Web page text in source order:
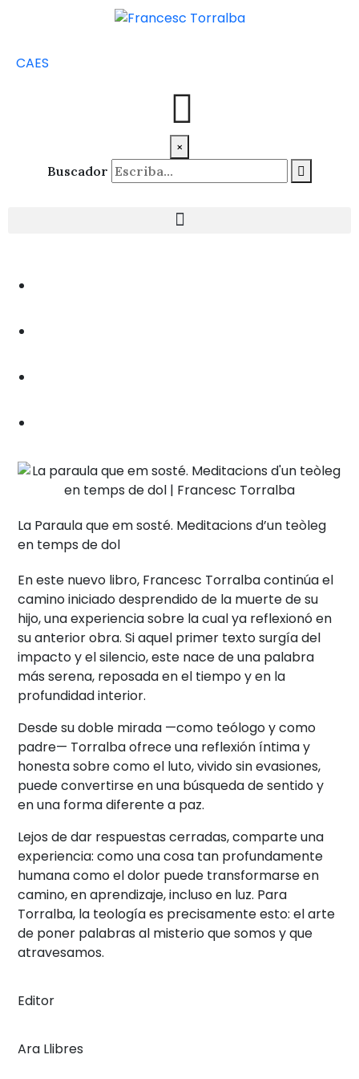
CAES
×
Buscador
La Paraula que em sosté. Meditacions d’un teòleg
en temps de dol
En este nuevo libro, Francesc Torralba continúa el
camino iniciado desprendido de la muerte de su
hijo, una experiencia sobre la cual ya reflexionó en
su anterior obra. Si aquel primer texto surgía del
impacto y el silencio, este nace de una palabra
más serena, reposada en el tiempo y en la
profundidad interior.
Desde su doble mirada —como teólogo y como
padre— Torralba ofrece una reflexión íntima y
honesta sobre como el luto, vivido sin evasiones,
puede convertirse en una búsqueda de sentido y
en una forma diferente a paz.
Lejos de dar respuestas cerradas, comparte una
experiencia: como una cosa tan profundamente
humana como el dolor puede transformarse en
camino, en aprendizaje, incluso en luz. Para
Torralba, la teología es precisamente esto: el arte
de poner palabras al misterio que somos y que
atravesamos.
Editor
Ara Llibres